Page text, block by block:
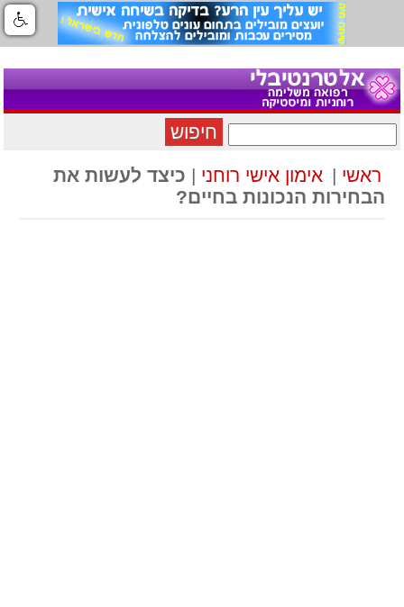
חיפוש
ראשי | אימון אישי רוחני | כיצד לעשות את
הבחירות הנכונות בחיים?